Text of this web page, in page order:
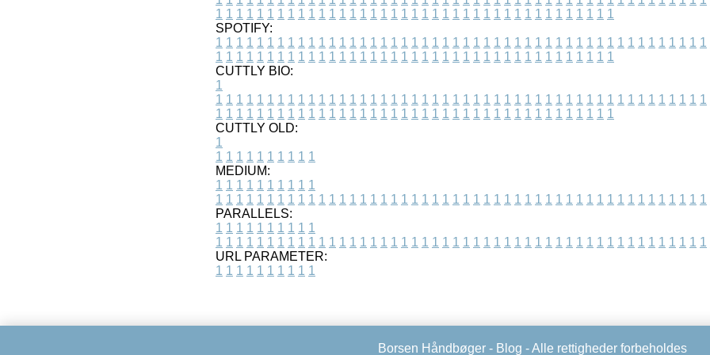
1 1 1 1 1 1 1 1 1 1 1 1 1 1 1 1 1 1 1 1 1 1 1 1 1 1 1 1 1 1 1 1 1 1 1 1 1 1 1
SPOTIFY:
1 1 1 1 1 1 1 1 1 1 1 1 1 1 1 1 1 1 1 1 1 1 1 1 1 1 1 1 1 1 1 1 1 1 1 1 1 1 1 1 1 1 1 1 1 1 1 1
1 1 1 1 1 1 1 1 1 1 1 1 1 1 1 1 1 1 1 1 1 1 1 1 1 1 1 1 1 1 1 1 1 1 1 1 1 1 1
CUTTLY BIO:
1
1 1 1 1 1 1 1 1 1 1 1 1 1 1 1 1 1 1 1 1 1 1 1 1 1 1 1 1 1 1 1 1 1 1 1 1 1 1 1 1 1 1 1 1 1 1 1 1
1 1 1 1 1 1 1 1 1 1 1 1 1 1 1 1 1 1 1 1 1 1 1 1 1 1 1 1 1 1 1 1 1 1 1 1 1 1 1
CUTTLY OLD:
1
1 1 1 1 1 1 1 1 1 1
MEDIUM:
1 1 1 1 1 1 1 1 1 1
1 1 1 1 1 1 1 1 1 1 1 1 1 1 1 1 1 1 1 1 1 1 1 1 1 1 1 1 1 1 1 1 1 1 1 1 1 1 1 1 1 1 1 1 1 1 1 1
PARALLELS:
1 1 1 1 1 1 1 1 1 1
1 1 1 1 1 1 1 1 1 1 1 1 1 1 1 1 1 1 1 1 1 1 1 1 1 1 1 1 1 1 1 1 1 1 1 1 1 1 1 1 1 1 1 1 1 1 1 1
URL PARAMETER:
1 1 1 1 1 1 1 1 1 1
Borsen Håndbøger - Blog - Alle rettigheder forbeholdes